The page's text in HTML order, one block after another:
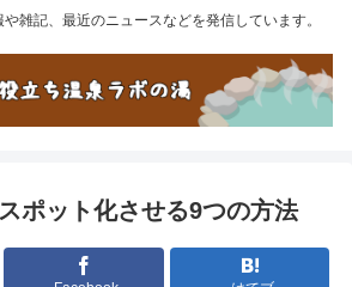
雑記、最近のニュースなどを発信しています。
ポット化させる9つの方法